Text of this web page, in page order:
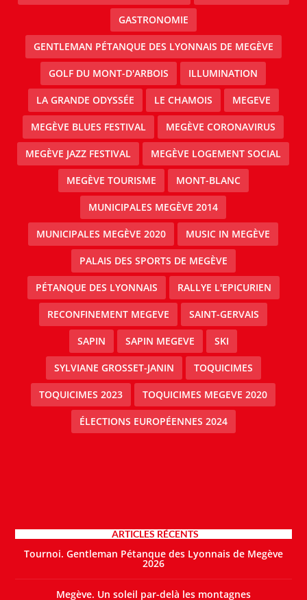
GASTRONOMIE
GENTLEMAN PÉTANQUE DES LYONNAIS DE MEGÈVE
GOLF DU MONT-D'ARBOIS ILLUMINATION
LA GRANDE ODYSSÉE LE CHAMOIS MEGEVE
MEGÈVE BLUES FESTIVAL MEGÈVE CORONAVIRUS
MEGÈVE JAZZ FESTIVAL MEGÈVE LOGEMENT SOCIAL
MEGÈVE TOURISME MONT-BLANC
MUNICIPALES MEGÈVE 2014
MUNICIPALES MEGÈVE 2020 MUSIC IN MEGÈVE
PALAIS DES SPORTS DE MEGÈVE
PÉTANQUE DES LYONNAIS RALLYE L'EPICURIEN
RECONFINEMENT MEGEVE SAINT-GERVAIS
SAPIN SAPIN MEGEVE SKI
SYLVIANE GROSSET-JANIN TOQUICIMES
TOQUICIMES 2023 TOQUICIMES MEGEVE 2020
ÉLECTIONS EUROPÉENNES 2024
ARTICLES RÉCENTS
Tournoi. Gentleman Pétanque des Lyonnais de Megève
2026
Megève. Un soleil par-delà les montagnes